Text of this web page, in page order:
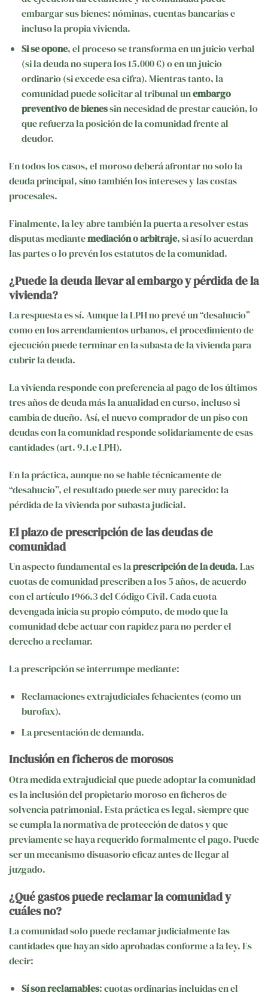
embargar sus bienes: nóminas, cuentas bancarias e
incluso la propia vivienda.
Si se opone, el proceso se transforma en un juicio verbal
(si la deuda no supera los 15.000 €) o en un juicio
ordinario (si excede esa cifra). Mientras tanto, la
comunidad puede solicitar al tribunal unembargo
preventivo de bienessin necesidad de prestar caución, lo
que refuerza la posición de la comunidad frente al
deudor.
En todos los casos, el moroso deberá afrontar no solo la
deuda principal, sino también los intereses y las costas
procesales.
Finalmente, la ley abre también la puerta a resolver estas
disputas mediantemediación o arbitraje, si así lo acuerdan
las partes o lo prevén los estatutos de la comunidad.
¿Puede la deuda llevar al embargo y pérdida de la
vivienda?
La respuesta es sí. Aunque la LPH no prevé un “desahucio”
como en los arrendamientos urbanos, el procedimiento de
ejecución puede terminar en la subasta de la vivienda para
cubrir la deuda.
La vivienda responde con preferencia al pago de los últimos
tres años de deuda más la anualidad en curso, incluso si
cambia de dueño. Así, el nuevo comprador de un piso con
deudas con la comunidad responde solidariamente de esas
cantidades (art. 9.1.e LPH).
En la práctica, aunque no se hable técnicamente de
“desahucio”, el resultado puede ser muy parecido: la
pérdida de la vivienda por subasta judicial.
El plazo de prescripción de las deudas de
comunidad
Un aspecto fundamental es laprescripción de la deuda. Las
cuotas de comunidad prescriben a los 5 años, de acuerdo
con el artículo 1966.3 del Código Civil. Cada cuota
devengada inicia su propio cómputo, de modo que la
comunidad debe actuar con rapidez para no perder el
derecho a reclamar.
La prescripción se interrumpe mediante:
Reclamaciones extrajudiciales fehacientes (como un
burofax).
La presentación de demanda.
Inclusión en ficheros de morosos
Otra medida extrajudicial que puede adoptar la comunidad
es la inclusión del propietario moroso en ficheros de
solvencia patrimonial. Esta práctica es legal, siempre que
se cumpla la normativa de protección de datos y que
previamente se haya requerido formalmente el pago. Puede
ser un mecanismo disuasorio eficaz antes de llegar al
juzgado.
¿Qué gastos puede reclamar la comunidad y
cuáles no?
La comunidad solo puede reclamar judicialmente las
cantidades que hayan sido aprobadas conforme a la ley. Es
decir:
Sí son reclamables: cuotas ordinarias incluidas en el